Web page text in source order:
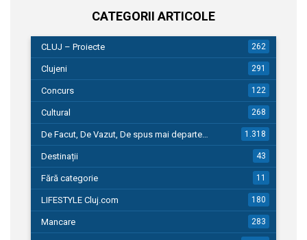
CATEGORII ARTICOLE
CLUJ – Proiecte 262
Clujeni 291
Concurs 122
Cultural 268
De Facut, De Vazut, De spus mai departe… 1.318
Destinații 43
Fără categorie 11
LIFESTYLE Cluj.com 180
Mancare 283